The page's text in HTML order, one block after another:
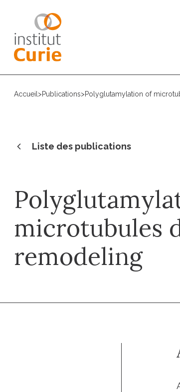
Accueil >Publications>Polyglutamylation of
Liste des publications
microtubules
remodeling